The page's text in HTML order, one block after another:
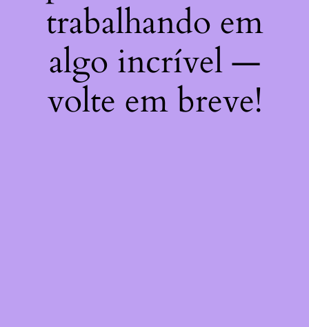
trabalhando em
algo incrível —
volte em breve!